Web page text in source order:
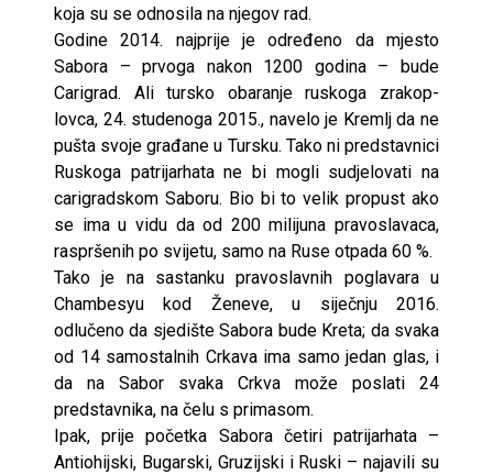
koja su se odnosila na njegov rad.
Godine 2014. najprije je određeno da mjesto
Sabora – prvoga nakon 1200 godina – bude
Carigrad. Ali tursko obaranje ruskoga zrakop-
lovca, 24. studenoga 2015., navelo je Kremlj da ne
pušta svoje građane u Tursku. Tako ni predstavnici
Ruskoga patrijarhata ne bi mogli sudjelovati na
carigradskom Saboru. Bio bi to velik propust ako
se ima u vidu da od 200 milijuna pravoslavaca,
raspršenih po svijetu, samo na Ruse otpada 60 %.
Tako je na sastanku pravoslavnih poglavara u
Chambesyu kod Ženeve, u siječnju 2016.
odlučeno da sjedište Sabora bude Kreta; da svaka
od 14 samostalnih Crkava ima samo jedan glas, i
da na Sabor svaka Crkva može poslati 24
predstavnika, na čelu s primasom.
Ipak, prije početka Sabora četiri patrijarhata –
Antiohijski, Bugarski, Gruzijski i Ruski – najavili su